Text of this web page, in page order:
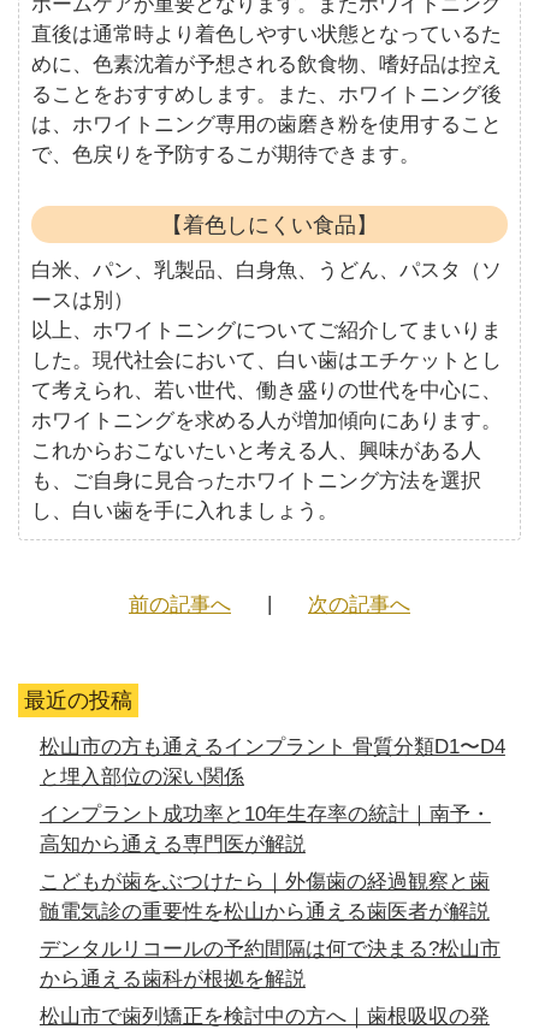
ホームケアが重要となります。またホワイトニング
直後は通常時より着色しやすい状態となっているた
めに、色素沈着が予想される飲食物、嗜好品は控え
ることをおすすめします。また、ホワイトニング後
は、ホワイトニング専用の歯磨き粉を使用すること
で、色戻りを予防するこが期待できます。
【着色しにくい食品】
白米、パン、乳製品、白身魚、うどん、パスタ（ソ
ースは別）
以上、ホワイトニングについてご紹介してまいりま
した。現代社会において、白い歯はエチケットとし
て考えられ、若い世代、働き盛りの世代を中心に、
ホワイトニングを求める人が増加傾向にあります。
これからおこないたいと考える人、興味がある人
も、ご自身に見合ったホワイトニング方法を選択
し、白い歯を手に入れましょう。
前の記事へ 次の記事へ
最近の投稿
松山市の方も通えるインプラント 骨質分類D1〜D4
と埋入部位の深い関係
インプラント成功率と10年生存率の統計｜南予・
高知から通える専門医が解説
こどもが歯をぶつけたら｜外傷歯の経過観察と歯
髄電気診の重要性を松山から通える歯医者が解説
デンタルリコールの予約間隔は何で決まる?松山市
から通える歯科が根拠を解説
松山市で歯列矯正を検討中の方へ｜歯根吸収の発